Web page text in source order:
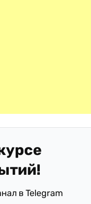
в Telegram